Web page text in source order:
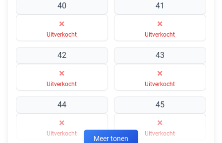
40
×
Uitverkocht
41
×
Uitverkocht
42
×
Uitverkocht
43
×
Uitverkocht
44
×
Uitverkocht
45
×
Uitverkocht
Meer tonen